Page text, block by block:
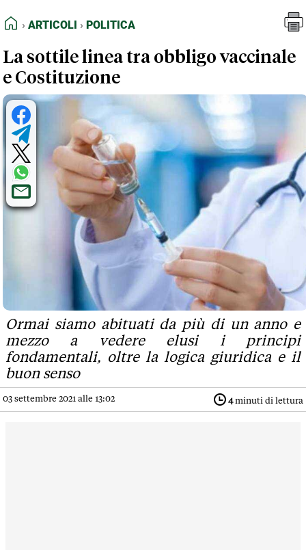
FEED RSS
NORMATIVE DEONTOLOGICHE
TERMINI e CONDIZIONI
HOME
ARTICOLI POLITICA
La sottile linea tra obbligo vaccinale
e Costituzione
Ormai siamo abituati da più di un anno e
mezzo a vedere elusi i principi
fondamentali, oltre la logica giuridica e il
buon senso
03 settembre 2021 alle 13:02 4minuti di lettura